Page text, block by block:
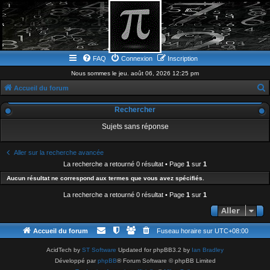
FAQ Connexion Inscription
Nous sommes le jeu. août 06, 2026 12:25 pm
Accueil du forum
e
c
Rechercher
Sujets sans réponse
Aller sur la recherche avancée
La recherche a retourné 0 résultat • Page 1 sur 1
Aucun résultat ne correspond aux termes que vous avez spécifiés.
La recherche a retourné 0 résultat • Page 1 sur 1
Aller
Accueil du forum Fuseau horaire sur UTC+08:00
AcidTech by ST Software Updated for phpBB3.2 by Ian Bradley
Développé parphpBB® Forum Software © phpBB Limited